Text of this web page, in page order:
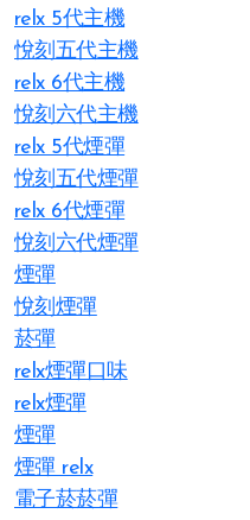
relx 5代主機
悅刻五代主機
relx 6代主機
悅刻六代主機
relx 5代煙彈
悅刻五代煙彈
relx 6代煙彈
悅刻六代煙彈
煙彈
悅刻煙彈
菸彈
relx煙彈口味
relx煙彈
煙彈
煙彈 relx
電子菸菸彈